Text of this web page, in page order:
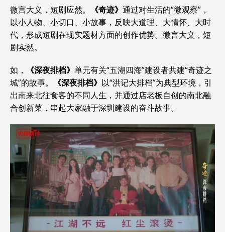
微言大义，短剧应然。 《奇迹》 通过对生活的“微观察”，
以小人物、小切口、小故事，反映大道理、大情怀、大时
代，形成短剧在现实题材方面的创作优势。微言大义，短
剧实然。
如， 《深夜排档》 单元有关“五湖四海”建设者共建“奇迹之
城”的故事。
《深夜排档》 以“洪记大排档”为典型环境，引
出南来北往食客的不同人生，并通过店老板自创的南北融
合创新菜，串起大家融于深圳建设的奋斗故事。